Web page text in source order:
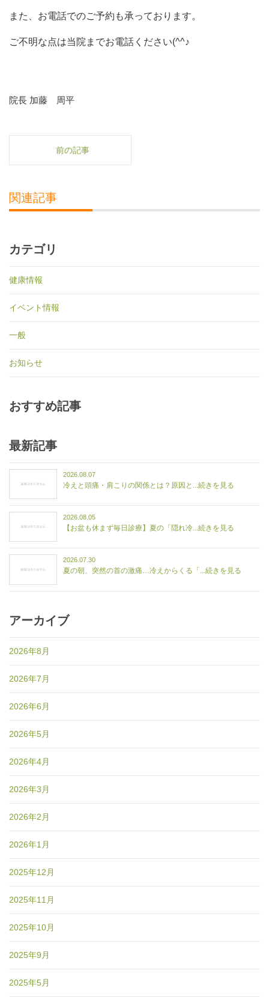
また、お電話でのご予約も承っております。
ご不明な点は当院までお電話ください(^^♪
院長 加藤 周平
前の記事
関連記事
カテゴリ
健康情報
イベント情報
一般
お知らせ
おすすめ記事
最新記事
2026.08.07
冷えと頭痛・肩こりの関係とは？原因と...続きを見る
2026.08.05
【お盆も休まず毎日診療】夏の「隠れ冷...続きを見る
2026.07.30
夏の朝、突然の首の激痛…冷えからくる「...続きを見る
アーカイブ
2026年8月
2026年7月
2026年6月
2026年5月
2026年4月
2026年3月
2026年2月
2026年1月
2025年12月
2025年11月
2025年10月
2025年9月
2025年5月